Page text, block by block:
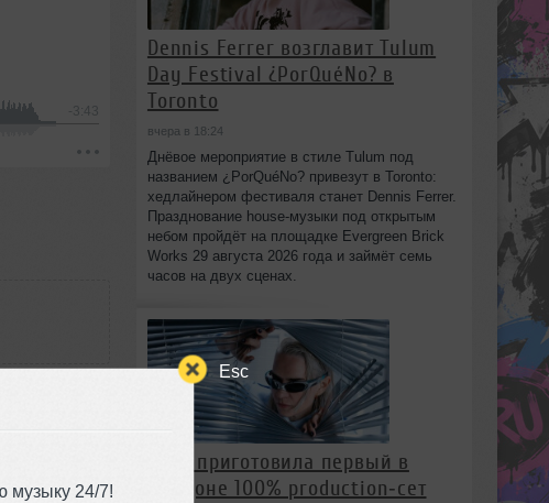
Esc
музыку 24/7!
-3:43
Dennis Ferrer возглавит Tulum
Day Festival ¿PorQuéNo? в
Toronto
вчера в 18:24
Днёвое мероприятие в стиле Tulum под
названием ¿PorQuéNo? привезут в Toronto:
хедлайнером фестиваля станет Dennis Ferrer.
Празднование house-музыки под открытым
небом пройдёт на площадке Evergreen Brick
Works 29 августа 2026 года и займёт семь
часов на двух сценах.
HAAi приготовила первый в
Лондоне 100% production‑сет